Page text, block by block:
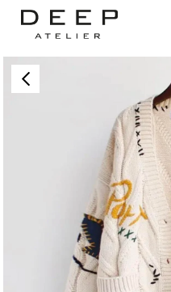
Anasayfa ÜST GİYİM Renkli Düğmeli